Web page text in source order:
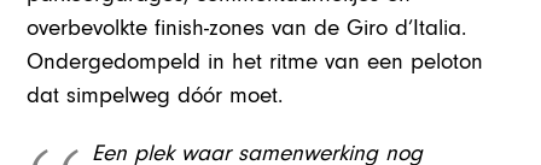
overbevolkte finish-zones van de Giro d’Italia.
Ondergedompeld in het ritme van een peloton
dat simpelweg dóór moet.
Een plek waar samenwerking nog